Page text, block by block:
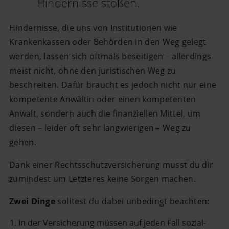
Hindernisse stoßen.
Hindernisse, die uns von Institutionen wie
Krankenkassen oder Behörden in den Weg gelegt
werden, lassen sich oftmals beseitigen – allerdings
meist nicht, ohne den juristischen Weg zu
beschreiten. Dafür braucht es jedoch nicht nur eine
kompetente Anwältin oder einen kompetenten
Anwalt, sondern auch die finanziellen Mittel, um
diesen – leider oft sehr langwierigen – Weg zu
gehen.
Dank einer Rechtsschutzversicherung musst du dir
zumindest um Letzteres keine Sorgen machen.
Zwei Dinge solltest du dabei unbedingt beachten:
In der Versicherung müssen auf jeden Fall sozial-